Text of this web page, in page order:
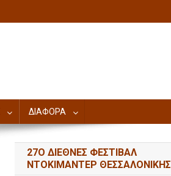
ΔΙΑΦΟΡΑ
27Ο ΔΙΕΘΝΕΣ ΦΕΣΤΙΒΑΛ
ΝΤΟΚΙΜΑΝΤΕΡ ΘΕΣΣΑΛΟΝΙΚΗΣ